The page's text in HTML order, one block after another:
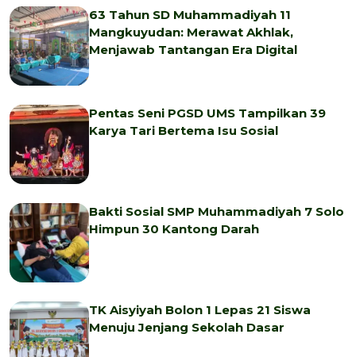
63 Tahun SD Muhammadiyah 11
Mangkuyudan: Merawat Akhlak,
Menjawab Tantangan Era Digital
Pentas Seni PGSD UMS Tampilkan 39
Karya Tari Bertema Isu Sosial
Bakti Sosial SMP Muhammadiyah 7 Solo
Himpun 30 Kantong Darah
TK Aisyiyah Bolon 1 Lepas 21 Siswa
Menuju Jenjang Sekolah Dasar